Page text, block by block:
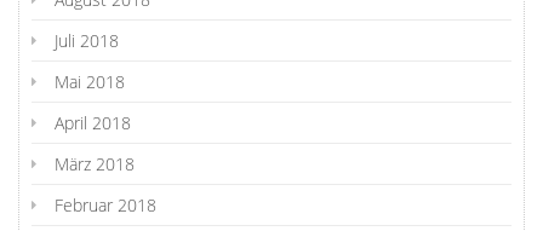
Juli 2018
Mai 2018
April 2018
März 2018
Februar 2018